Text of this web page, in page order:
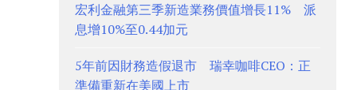
宏利金融第三季新造業務價值增長11% 派
息增10%至0.44加元
5年前因財務造假退市 瑞幸咖啡CEO：正
準備重新在美國上市